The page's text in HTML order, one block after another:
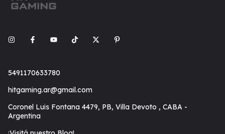
5491170633780
hitgaming.ar@gmail.com
Coronel Luis Fontana 4479, PB, Villa Devoto , CABA -
Argentina